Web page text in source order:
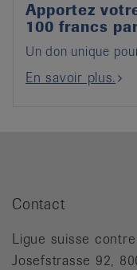
Apportez
100 francs
Un don unique
En savoir plus.
Contact
Ligue suisse
Josefstrasse 92,